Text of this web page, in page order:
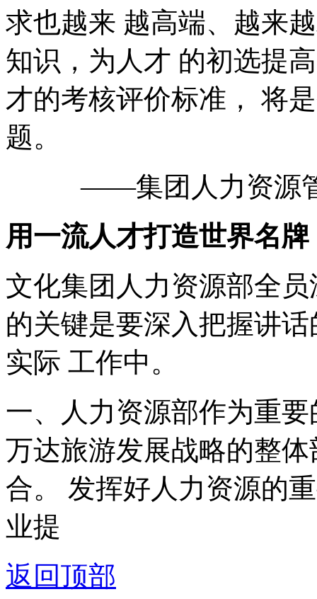
求也越来 越高端、越来
知识，为人才 的初选提
才的考核评价标准， 将
题。
——集团人力资源
用一流人才打造世界名牌
文化集团人力资源部全
的关键是要深入把握讲
实际 工作中。
一、人力资源部作为重
万达旅游发展战略的整
合。 发挥好人力资源的
业提
返回顶部